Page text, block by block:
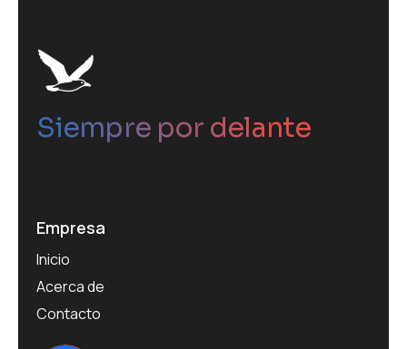
Siempre por delante
Empresa
Inicio
Acerca de
Contacto